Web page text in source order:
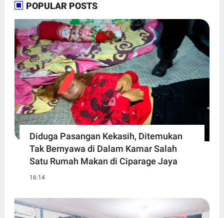
POPULAR POSTS
Diduga Pasangan Kekasih, Ditemukan
Tak Bernyawa di Dalam Kamar Salah
Satu Rumah Makan di Ciparage Jaya
16:14